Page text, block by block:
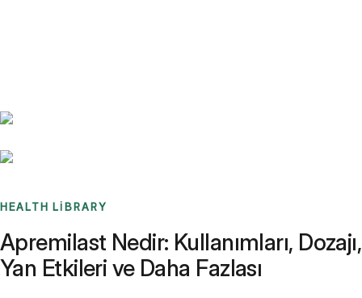
HEALTH LIBRARY
Apremilast Nedir: Kullanımları, Dozajı,
Yan Etkileri ve Daha Fazlası